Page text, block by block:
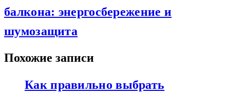
балкона: энергосбережение и
шумозащита
Похожие записи
Как правильно выбрать